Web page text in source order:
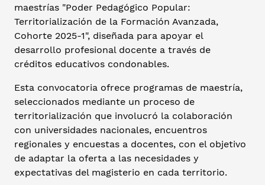
maestrías "Poder Pedagógico Popular:
Territorialización de la Formación Avanzada,
Cohorte 2025-1", diseñada para apoyar el
desarrollo profesional docente a través de
créditos educativos condonables.
Esta convocatoria ofrece programas de maestría,
seleccionados mediante un proceso de
territorialización que involucró la colaboración
con universidades nacionales, encuentros
regionales y encuestas a docentes, con el objetivo
de adaptar la oferta a las necesidades y
expectativas del magisterio en cada territorio.